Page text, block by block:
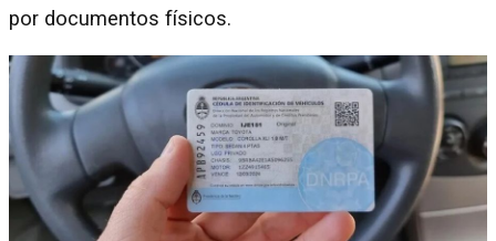
por documentos físicos.